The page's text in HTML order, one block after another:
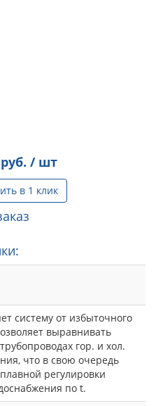
руб. / шт
в 1 клик
систему от избыточного
выравнивать
гор. и хол.
что в свою очередь
регулировки
по t.